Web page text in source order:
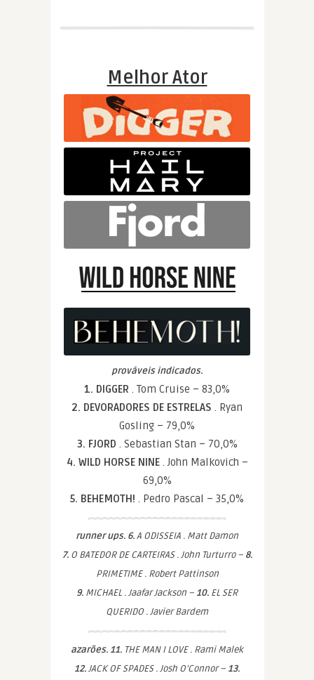
Melhor Ator
prováveis indicados.
1. DIGGER . Tom Cruise – 83,0%
2. DEVORADORES DE ESTRELAS . Ryan
Gosling – 79,0%
3. FJORD . Sebastian Stan – 70,0%
4. WILD HORSE NINE . John Malkovich –
69,0%
5. BEHEMOTH! . Pedro Pascal – 35,0%
runner ups. 6.A ODISSEIA . Matt Damon
7.O BATEDOR DE CARTEIRAS . John Turturro – 8.
PRIMETIME . Robert Pattinson
9. MICHAEL . Jaafar Jackson – 10. EL SER
QUERIDO . Javier Bardem
azarões. 11. THE MAN I LOVE . Rami Malek
12.JACK OF SPADES . Josh O’Connor – 13.